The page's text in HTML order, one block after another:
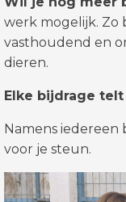
werk mogelijk. Zo
vasthoudend en
dieren.
Elke bijdrage
Namens iedereen
voor je steun.